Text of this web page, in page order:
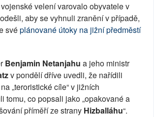
velení varovalo obyvatele v
aby se vyhnuli zranění v případě,
svéplánované útoky na jižní předměstí
Benjamin Netanjahu a jeho ministr
v pondělí dříve uvedli, že nařídili
„teroristické cíle“ v jižních
tomu, co popsali jako „opakované a
příměří ze strany Hizballáhu“.